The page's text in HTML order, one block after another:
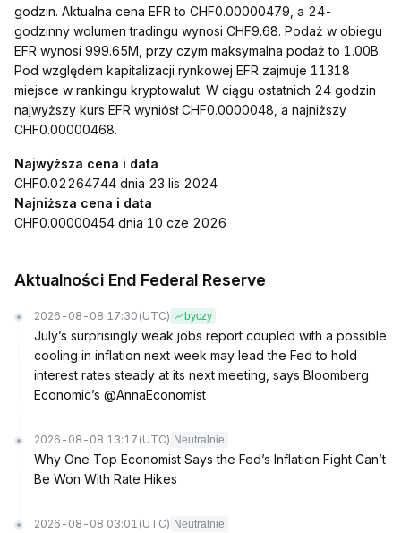
godzin. Aktualna cena EFR to CHF0.00000479, a 24-
godzinny wolumen tradingu wynosi CHF9.68. Podaż w obiegu
EFR wynosi 999.65M, przy czym maksymalna podaż to 1.00B.
Pod względem kapitalizacji rynkowej EFR zajmuje 11318
miejsce w rankingu kryptowalut. W ciągu ostatnich 24 godzin
najwyższy kurs EFR wyniósł CHF0.0000048, a najniższy
CHF0.00000468.
Najwyższa cena i data
CHF0.02264744 dnia 23 lis 2024
Najniższa cena i data
CHF0.00000454 dnia 10 cze 2026
Aktualności End Federal Reserve
2026-08-08 17:30 (UTC) byczy
July’s surprisingly weak jobs report coupled with a possible
cooling in inflation next week may lead the Fed to hold
interest rates steady at its next meeting, says Bloomberg
Economic’s @AnnaEconomist
2026-08-08 13:17 (UTC) Neutralnie
Why One Top Economist Says the Fed’s Inflation Fight Can’t
Be Won With Rate Hikes
2026-08-08 03:01 (UTC) Neutralnie